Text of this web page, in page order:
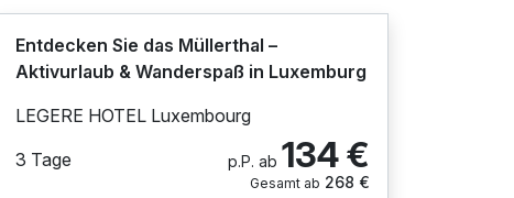
Entdecken Sie das Müllerthal –
Aktivurlaub & Wanderspaß in Luxemburg
LEGERE HOTEL Luxembourg
3 Tage
p.P. ab 134 €
Gesamt ab 268 €